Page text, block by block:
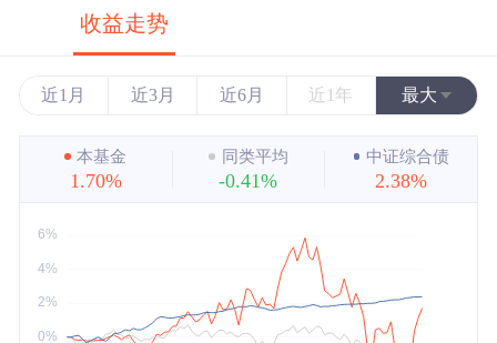
收益走势
近1月 近3月 近6月 近1年 最大
近3年
近5年
本基金
1.70%
同类平均
-0.41%
中证综合债
2.38%